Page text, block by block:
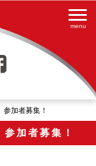
加者募集！
加者募集！